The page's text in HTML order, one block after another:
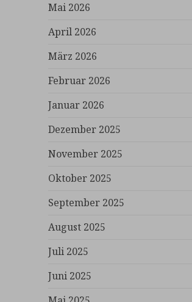
Mai 2026
April 2026
März 2026
Februar 2026
Januar 2026
Dezember 2025
November 2025
Oktober 2025
September 2025
August 2025
Juli 2025
Juni 2025